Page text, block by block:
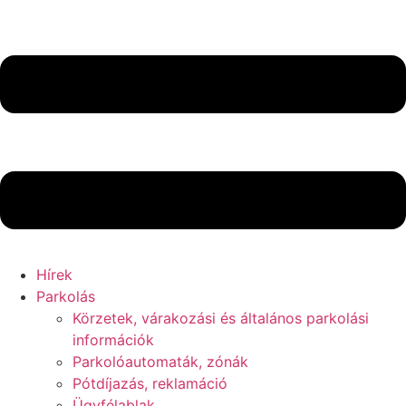
Hírek
Parkolás
Körzetek, várakozási és általános parkolási
információk
Parkolóautomaták, zónák
Pótdíjazás, reklamáció